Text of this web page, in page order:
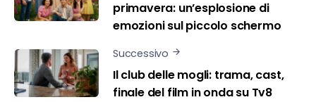
primavera: un’esplosione di
emozioni sul piccolo schermo
Successivo
Il club delle mogli: trama, cast,
finale del film in onda su Tv8